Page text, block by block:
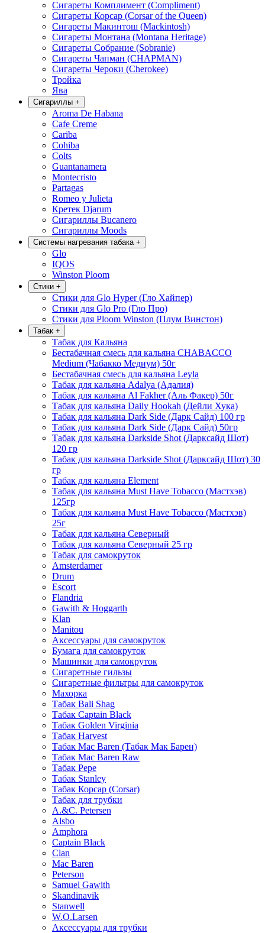
Сигареты Комплимент (Compliment)
Сигареты Корсар (Corsar of the Queen)
Сигареты Макинтош (Mackintosh)
Сигареты Монтана (Montana Heritage)
Сигареты Собрание (Sobranie)
Сигареты Чапман (CHAPMAN)
Сигареты Чероки (Cherokee)
Тройка
Ява
Сигариллы +
Aroma De Habana
Cafe Creme
Cariba
Cohiba
Colts
Guantanamera
Montecristo
Partagas
Romeo y Julieta
Кретек Djarum
Сигариллы Bucanero
Сигариллы Moods
Системы нагревания табака +
Glo
IQOS
Winston Ploom
Стики +
Стики для Glo Hyper (Гло Хайпер)
Стики для Glo Pro (Гло Про)
Стики для Ploom Winston (Плум Винстон)
Табак +
Табак для Кальяна
Бестабачная смесь для кальяна CHABACCO
Medium (Чабакко Медиум) 50г
Бестабачная смесь для кальяна Leyla
Табак для кальяна Adalya (Адалия)
Табак для кальяна Al Fakher (Аль Факер) 50г
Табак для кальяна Daily Hookah (Дейли Хука)
Табак для кальяна Dark Side (Дарк Сайд) 100 гр
Табак для кальяна Dark Side (Дарк Сайд) 50гр
Табак для кальяна Darkside Shot (Дарксайд Шот)
120 гр
Табак для кальяна Darkside Shot (Дарксайд Шот) 30
гр
Табак для кальяна Element
Табак для кальяна Must Have Tobacco (Мастхэв)
125гр
Табак для кальяна Must Have Tobacco (Мастхэв)
25г
Табак для кальяна Северный
Табак для кальяна Северный 25 гр
Табак для самокруток
Amsterdamer
Drum
Escort
Flandria
Gawith & Hoggarth
Klan
Manitou
Аксессуары для самокруток
Бумага для самокруток
Машинки для самокруток
Сигаретные гильзы
Сигаретные фильтры для самокруток
Махорка
Табак Bali Shag
Табак Captain Black
Табак Golden Virginia
Табак Harvest
Табак Mac Baren (Табак Мак Барен)
Табак Mac Baren Raw
Табак Pepe
Табак Stanley
Табак Корсар (Corsar)
Табак для трубки
A.&C. Petersen
Alsbo
Amphora
Captain Black
Clan
Mac Baren
Peterson
Samuel Gawith
Skandinavik
Stanwell
W.O.Larsen
Аксессуары для трубки